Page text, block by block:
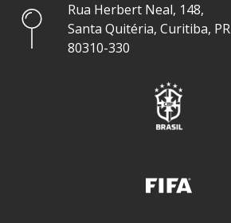
Rua Herbert Neal, 148,
Santa Quitéria, Curitiba, PR
80310-330